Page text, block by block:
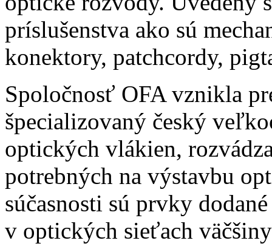
príslušenstva ako sú
konektory, patchcordy,
Spoločnosť OFA vznikla
špecializovaný český
optických vlákien,
potrebných na výstavbu
súčasnosti sú prvky
v optických sieťach